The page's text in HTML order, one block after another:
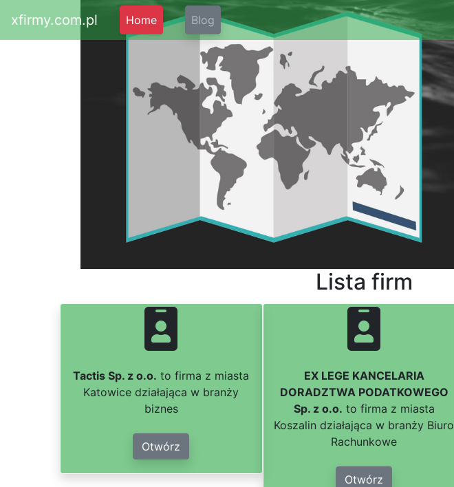
xfirmy.com.pl Home Blog
Lista firm
Tactis Sp. z o.o. to firma z miasta
Katowice działająca w branży
biznes
Otwórz
EX LEGE KANCELARIA
DORADZTWA PODATKOWEGO
Sp. z o.o. to firma z miasta
Koszalin działająca w branży Biuro
Rachunkowe
Otwórz